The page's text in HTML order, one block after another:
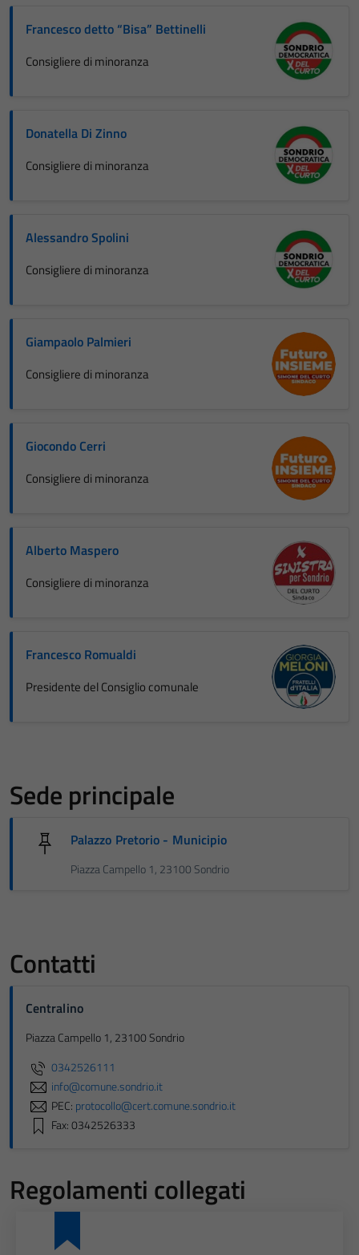
Francesco detto “Bisa” Bettinelli
Consigliere di minoranza
Donatella Di Zinno
Consigliere di minoranza
Alessandro Spolini
Consigliere di minoranza
Giampaolo Palmieri
Consigliere di minoranza
Giocondo Cerri
Consigliere di minoranza
Alberto Maspero
Consigliere di minoranza
Francesco Romualdi
Presidente del Consiglio comunale
Sede principale
Palazzo Pretorio - Municipio
Piazza Campello 1, 23100 Sondrio
Contatti
Centralino
Piazza Campello 1, 23100 Sondrio
0342526111
info@comune.sondrio.it
PEC: protocollo@cert.comune.sondrio.it
Fax: 0342526333
Regolamenti collegati
Questi cookie
del sito e non
possono